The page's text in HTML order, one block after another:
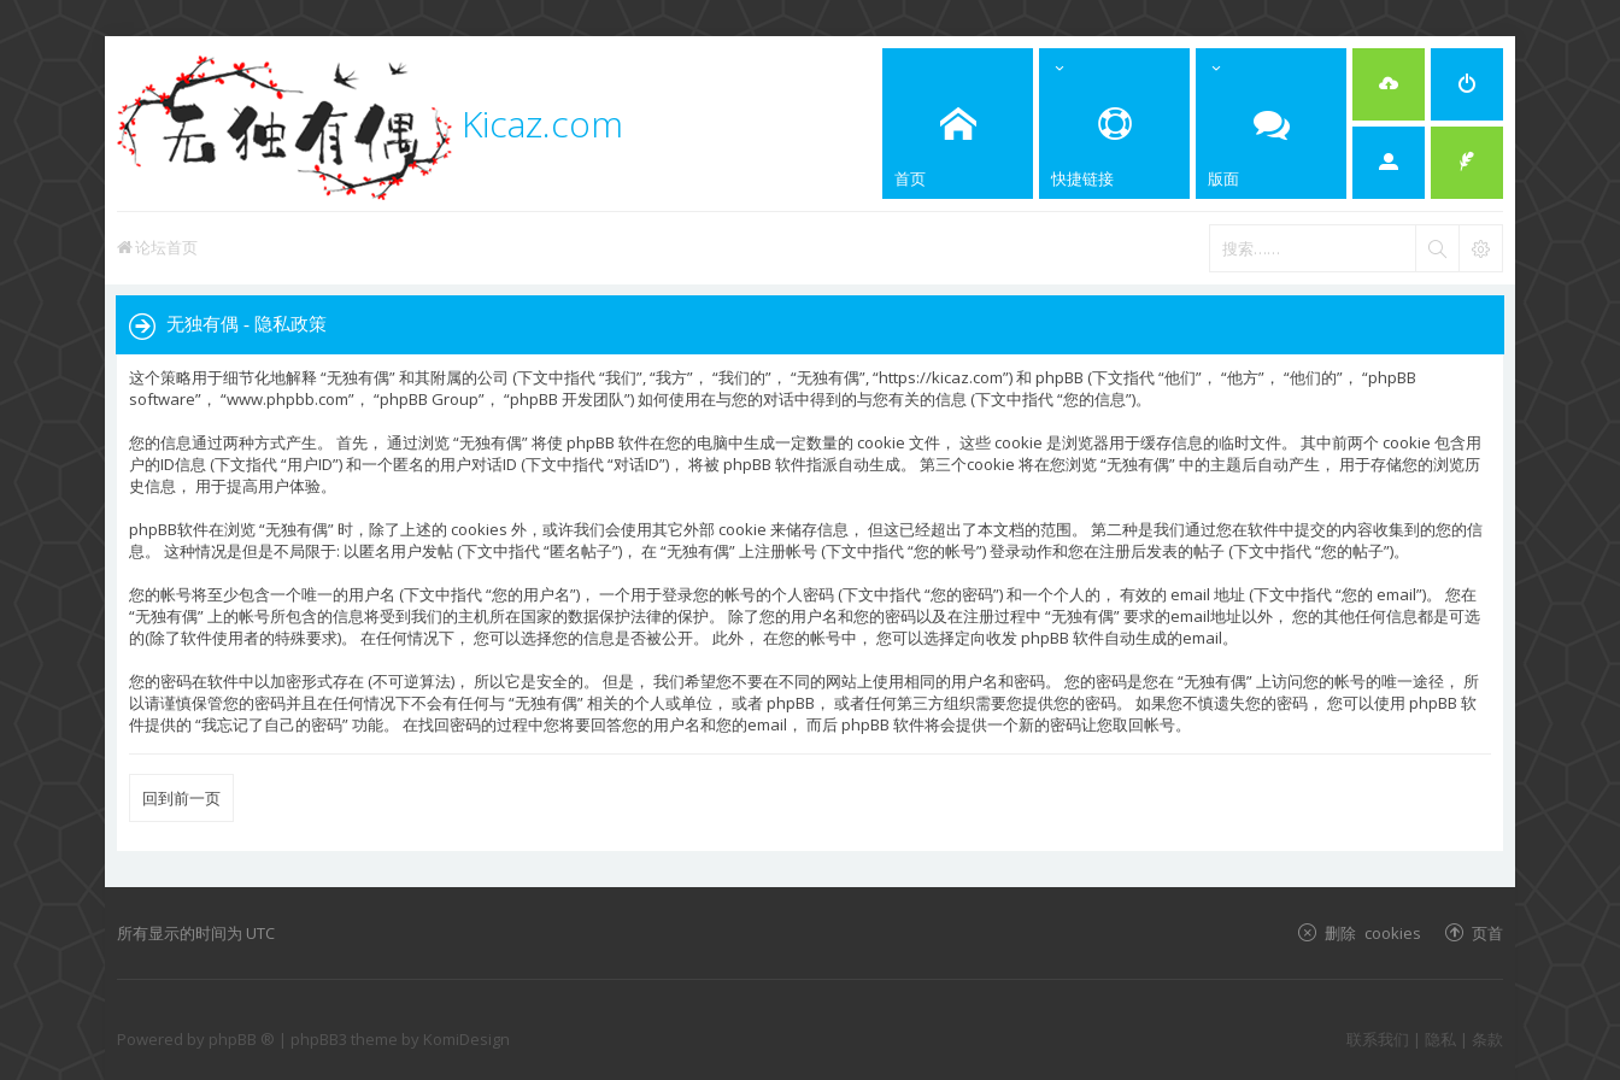
Kicaz.com
首页 快捷链接 版面
论坛首页
无独有偶 - 隐私政策
这个策略用于细节化地解释 “无独有偶” 和其附属的公司 (下文中指代 “我们”, “我方”， “我们的”， “无独有偶”, “https://kicaz.com”) 和 phpBB (下文指代 “他们”， “他方”， “他们的”， “phpBB
software”， “www.phpbb.com”， “phpBB Group”， “phpBB 开发团队”) 如何使用在与您的对话中得到的与您有关的信息 (下文中指代 “您的信息”)。
您的信息通过两种方式产生。 首先， 通过浏览 “无独有偶” 将使 phpBB 软件在您的电脑中生成一定数量的 cookie 文件， 这些 cookie 是浏览器用于缓存信息的临时文件。 其中前两个 cookie 包含用
户的ID信息 (下文指代 “用户ID”) 和一个匿名的用户对话ID (下文中指代 “对话ID”)， 将被 phpBB 软件指派自动生成。 第三个cookie 将在您浏览 “无独有偶” 中的主题后自动产生， 用于存储您的浏览历
史信息， 用于提高用户体验。
phpBB软件在浏览 “无独有偶” 时，除了上述的 cookies 外，或许我们会使用其它外部 cookie 来储存信息， 但这已经超出了本文档的范围。 第二种是我们通过您在软件中提交的内容收集到的您的信
息。 这种情况是但是不局限于: 以匿名用户发帖 (下文中指代 “匿名帖子”)， 在 “无独有偶” 上注册帐号 (下文中指代 “您的帐号”) 登录动作和您在注册后发表的帖子 (下文中指代 “您的帖子”)。
您的帐号将至少包含一个唯一的用户名 (下文中指代 “您的用户名”)， 一个用于登录您的帐号的个人密码 (下文中指代 “您的密码”) 和一个个人的， 有效的 email 地址 (下文中指代 “您的 email”)。 您在
“无独有偶” 上的帐号所包含的信息将受到我们的主机所在国家的数据保护法律的保护。 除了您的用户名和您的密码以及在注册过程中 “无独有偶” 要求的email地址以外， 您的其他任何信息都是可选
的(除了软件使用者的特殊要求)。 在任何情况下， 您可以选择您的信息是否被公开。 此外， 在您的帐号中， 您可以选择定向收发 phpBB 软件自动生成的email。
您的密码在软件中以加密形式存在 (不可逆算法)， 所以它是安全的。 但是， 我们希望您不要在不同的网站上使用相同的用户名和密码。 您的密码是您在 “无独有偶” 上访问您的帐号的唯一途径， 所
以请谨慎保管您的密码并且在任何情况下不会有任何与 “无独有偶” 相关的个人或单位， 或者 phpBB， 或者任何第三方组织需要您提供您的密码。 如果您不慎遗失您的密码， 您可以使用 phpBB 软
件提供的 “我忘记了自己的密码” 功能。 在找回密码的过程中您将要回答您的用户名和您的email， 而后 phpBB 软件将会提供一个新的密码让您取回帐号。
回到前一页
所有显示的时间为 UTC 页首
删除 cookies
Powered by phpBB ® | phpBB3 theme by KomiDesign 联系我们 | 隐私 | 条款